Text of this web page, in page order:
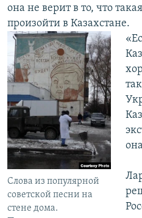
она не верит в то, что
произойти в Казахстане.
Слова из популярной
советской песни на
стене дома.